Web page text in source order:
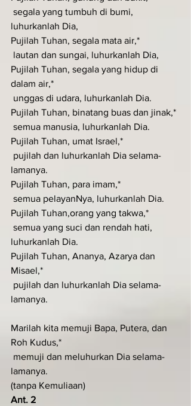
luhurkanlah Dia,
Pujilah Tuhan, segala mata air,*
lautan dan sungai, luhurkanlah Dia,
Pujilah Tuhan, segala yang hidup di
dalam air,*
unggas di udara, luhurkanlah Dia.
Pujilah Tuhan, binatang buas dan jinak,*
semua manusia, luhurkanlah Dia.
Pujilah Tuhan, umat Israel,*
lamanya.
Pujilah Tuhan, para imam,*
semua pelayanNya, luhurkanlah Dia.
Pujilah Tuhan,orang yang takwa,*
luhurkanlah Dia.
Pujilah Tuhan, Ananya, Azarya dan
Misael,*
lamanya.
Marilah kita memuji Bapa, Putera, dan
Roh Kudus,*
lamanya.
(tanpa Kemuliaan)
Ant. 2